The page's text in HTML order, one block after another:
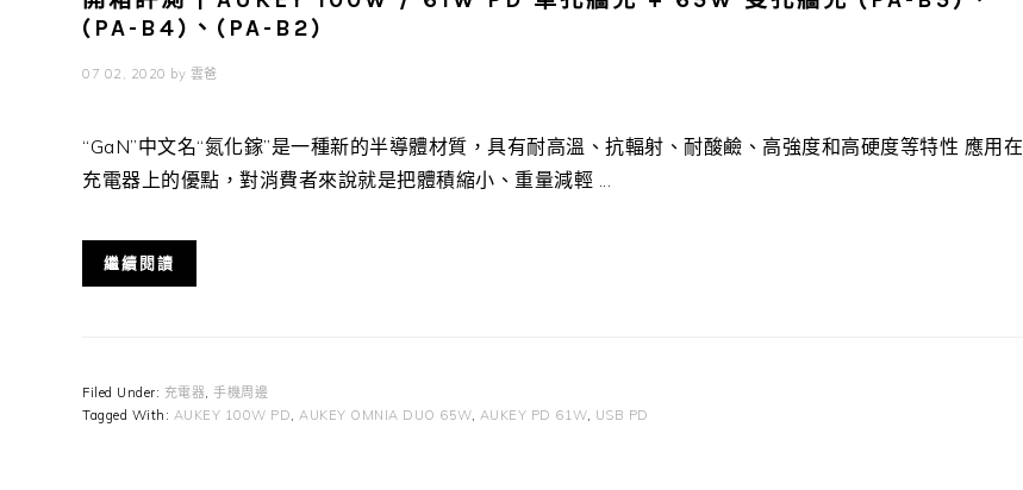
(PA-B4)、(PA-B2)
07 02, 2020 by 雲爸
“GaN”中文名“氮化鎵”是一種新的半導體材質，具有耐高溫、抗輻射、耐酸鹼、高強度和高硬度等特性 應用在
充電器上的優點，對消費者來說就是把體積縮小、重量減輕 ...
繼續閱讀
Filed Under: 充電器 手機周邊
Tagged With: AUKEY 100W PD AUKEY OMNIA DUO 65W, AUKEY PD 61W, USB PD